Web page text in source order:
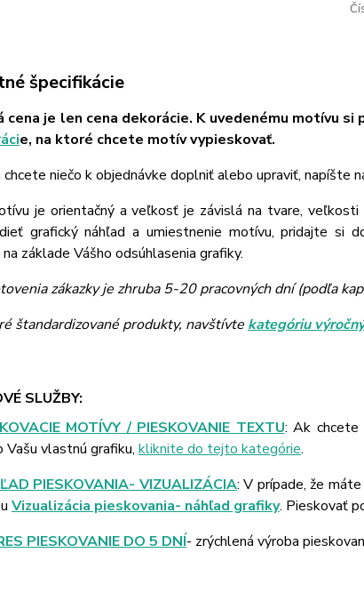
špecifikácie
cena je len cena dekorácie. K uvedenému motívu
e, na ktoré chcete motív vypieskovať.
chcete niečo k objednávke doplniť alebo upraviť, napíšte
je orientačný a veľkosť je závislá na tvare,
grafický náhľad a umiestnenie motívu, pridajte si
základe Vášho odsúhlasenia grafiky.
zákazky je zhruba 5-20 pracovných dní (podľa
štandardizované produkty, navštívte kategóriu
SLUŽBY:
MOTÍVY / PIESKOVANIE TEXTU: Ak chcete
Vašu vlastnú grafiku, kliknite do tejto kategórie.
PIESKOVANIA- VIZUALIZÁCIA: V prípade, že
Vizualizácia pieskovania- náhľad grafiky. Pieskovať
PIESKOVANIE DO 5 DNÍ- zrýchlená výroba